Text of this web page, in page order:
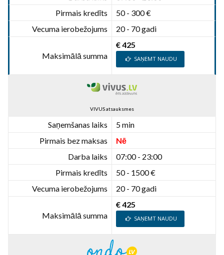
Pirmais kredīts
50 - 300 €
Vecuma ierobežojums
20 - 70 gadi
Maksimālā summa
€ 425
SAŅEMT NAUDU
VIVUS atsauksmes
Saņemšanas laiks
5 min
Pirmais bez maksas
Nē
Darba laiks
07:00 - 23:00
Pirmais kredīts
50 - 1500 €
Vecuma ierobežojums
20 - 70 gadi
Maksimālā summa
€ 425
SAŅEMT NAUDU